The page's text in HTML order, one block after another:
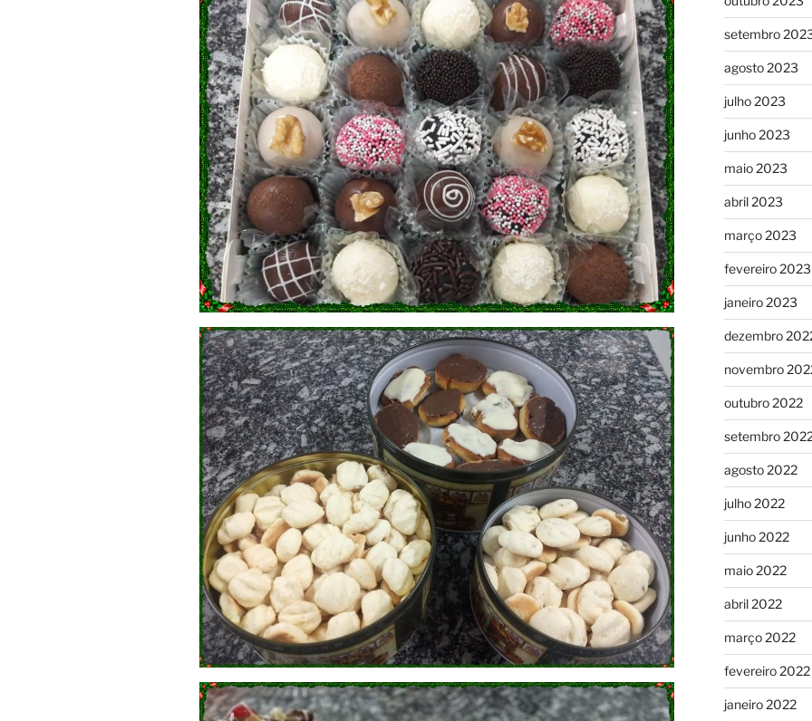
setembro
agosto 2023
julho 2023
junho 2023
maio 2023
abril 2023
março 2023
fevereiro 2023
janeiro 2023
dezembro
novembro
outubro 2022
setembro
agosto 2022
julho 2022
junho 2022
maio 2022
abril 2022
março 2022
fevereiro 2022
janeiro 2022